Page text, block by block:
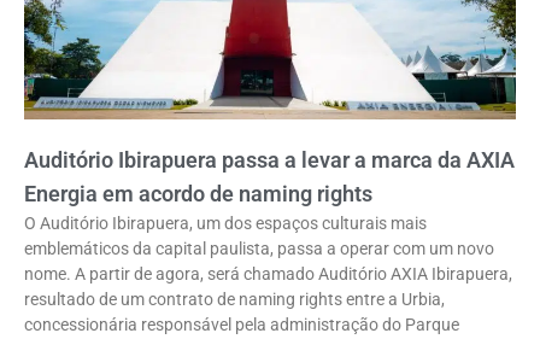
Auditório Ibirapuera passa a levar a marca da AXIA
Energia em acordo de naming rights
O Auditório Ibirapuera, um dos espaços culturais mais
emblemáticos da capital paulista, passa a operar com um novo
nome. A partir de agora, será chamado Auditório AXIA Ibirapuera,
resultado de um contrato de naming rights entre a Urbia,
concessionária responsável pela administração do Parque